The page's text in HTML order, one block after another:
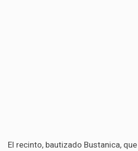
El recinto, bautizado Bustanica,